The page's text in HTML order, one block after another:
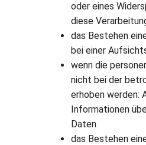
oder eines
diese
das Bestehen
bei einer
wenn die
nicht bei der
erhoben werden:
Informationen
Daten
das Bestehen